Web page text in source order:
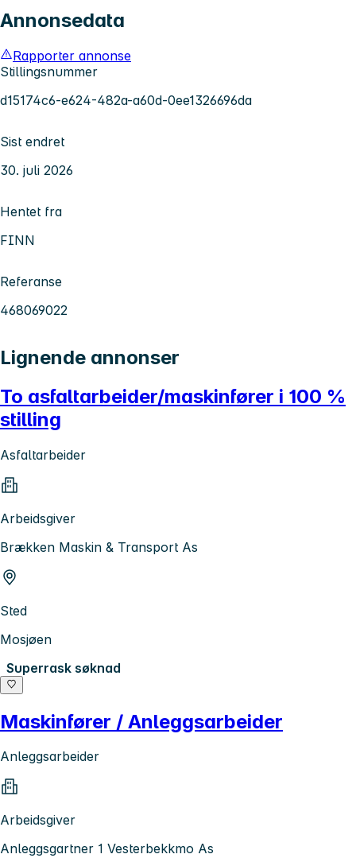
Annonsedata
Rapporter annonse
Stillingsnummer
d15174c6-e624-482a-a60d-0ee1326696da
Sist endret
30. juli 2026
Hentet fra
FINN
Referanse
468069022
Lignende annonser
To asfaltarbeider/maskinfører i 100 %
stilling
Asfaltarbeider
Arbeidsgiver
Brækken Maskin & Transport As
Sted
Mosjøen
Superrask søknad
Maskinfører / Anleggsarbeider
Anleggsarbeider
Arbeidsgiver
Anleggsgartner 1 Vesterbekkmo As